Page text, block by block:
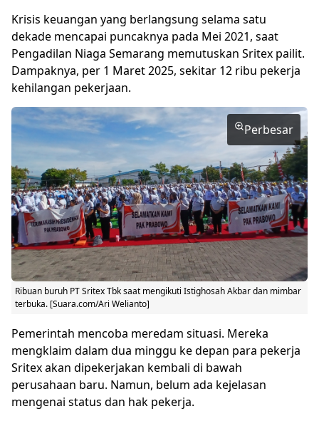
Krisis keuangan yang berlangsung selama satu
dekade mencapai puncaknya pada Mei 2021, saat
Pengadilan Niaga Semarang memutuskan Sritex pailit.
Dampaknya, per 1 Maret 2025, sekitar 12 ribu pekerja
kehilangan pekerjaan.
Perbesar
Ribuan buruh PT Sritex Tbk saat mengikuti Istighosah Akbar dan mimbar
terbuka. [Suara.com/Ari Welianto]
Pemerintah mencoba meredam situasi. Mereka
mengklaim dalam dua minggu ke depan para pekerja
Sritex akan dipekerjakan kembali di bawah
perusahaan baru. Namun, belum ada kejelasan
mengenai status dan hak pekerja.